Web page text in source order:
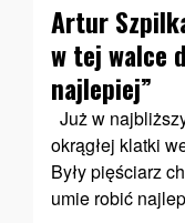
Artur
w tej walce
najlepiej”
Już w
okrągłej klatki
Były pięściarz
umie robić